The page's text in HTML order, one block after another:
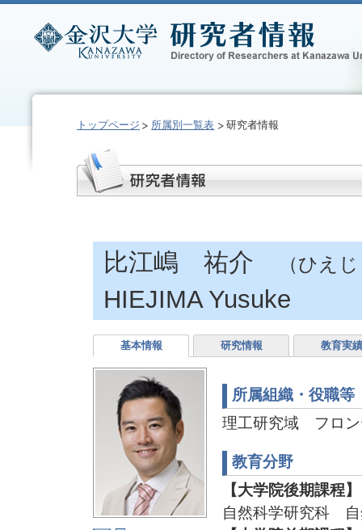
トップページ 所属別一覧表 研究者情報
比江嶋 祐介 （ひえ
HIEJIMA Yusuke
基本情報 研究情報 教育実績
所属組織・役職等
理工研究域 フロン
教育分野
【大学院後期課程】
自然科学研究科 自